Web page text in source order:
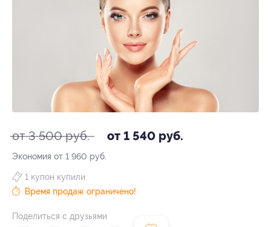
от 3 500 руб. от 1 540 руб.
Экономия от 1 960 руб.
1 купон купили
Время продаж ограничено!
Поделиться с друзьями